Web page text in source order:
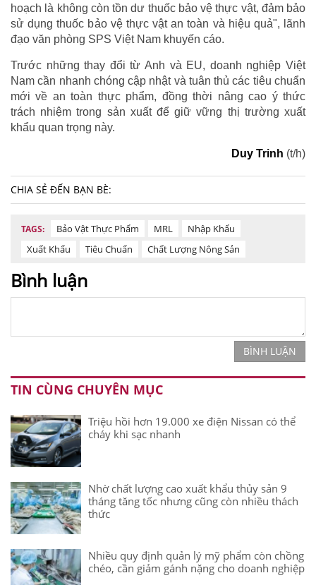
hoạch là không còn tồn dư thuốc bảo vệ thực vật, đảm bảo
sử dụng thuốc bảo vệ thực vật an toàn và hiệu quả", lãnh
đạo văn phòng SPS Việt Nam khuyến cáo.
Trước những thay đổi từ Anh và EU, doanh nghiệp Việt
Nam cần nhanh chóng cập nhật và tuân thủ các tiêu chuẩn
mới về an toàn thực phẩm, đồng thời nâng cao ý thức
trách nhiệm trong sản xuất để giữ vững thị trường xuất
khẩu quan trọng này.
Duy Trinh (t/h)
CHIA SẺ ĐẾN BẠN BÈ:
TAGS: Bảo Vật Thực Phẩm MRL
Nhập Khẩu
Xuất Khẩu
Tiêu Chuẩn Chất Lượng Nông Sản
Bình luận
BÌNH LUẬN
TIN CÙNG CHUYÊN MỤC
Triệu hồi hơn 19.000 xe điện Nissan có thể
cháy khi sạc nhanh
Nhờ chất lượng cao xuất khẩu thủy sản 9
tháng tăng tốc nhưng cũng còn nhiều thách
thức
Nhiều quy định quản lý mỹ phẩm còn chồng
chéo, cần giảm gánh nặng cho doanh nghiệp